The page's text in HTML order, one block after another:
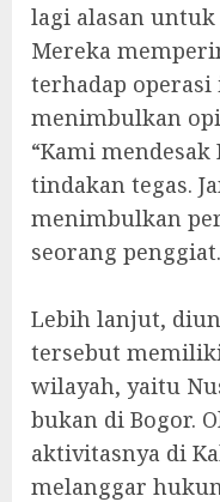
lagi alasan
Mereka
terhadap
menimbulkan
“Kami
tindakan tegas.
menimbulkan
seorang penggiat.
‎Lebih lanjut,
tersebut
wilayah, yaitu
bukan di Bogor.
aktivitasnya di
melanggar